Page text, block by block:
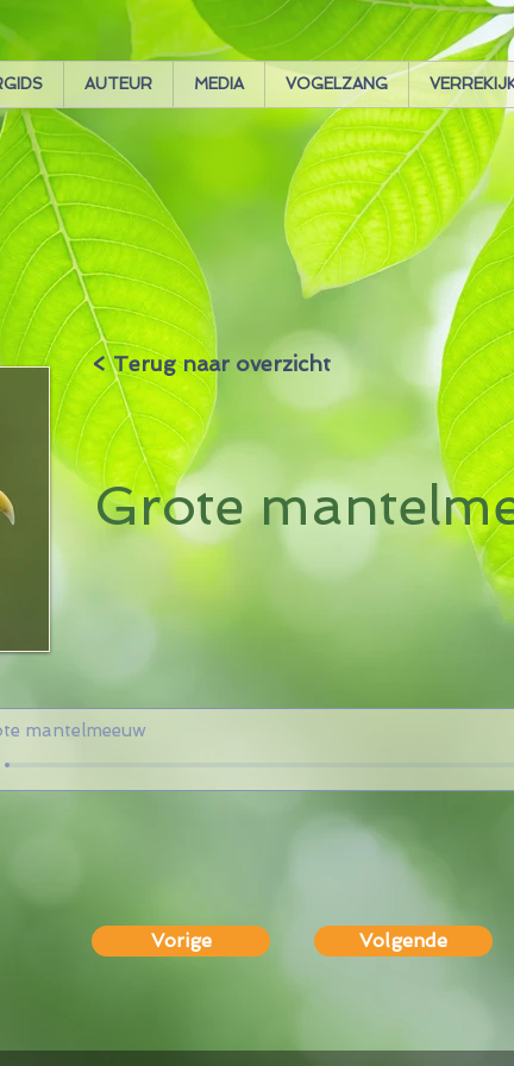
AUTEUR MEDIA VOGELZANG
< Terug naar overzicht
Grote
mantelmeeuw
Vorige Volgende